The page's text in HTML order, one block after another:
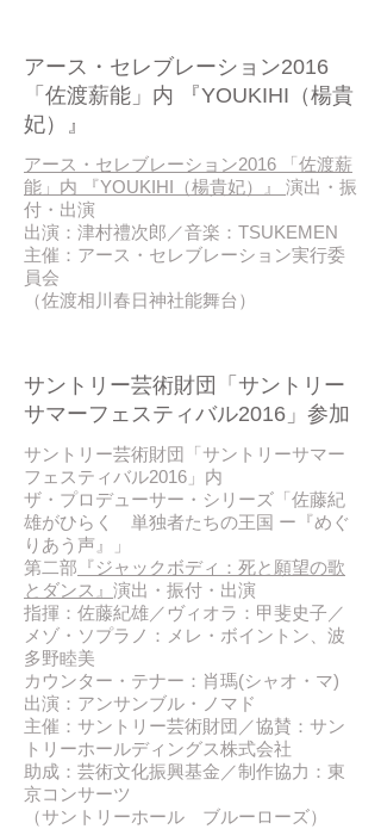
アース・セレブレーション2016
「佐渡薪能」内 『YOUKIHI（楊貴
妃）』
アース・セレブレーション2016 「佐渡薪
能」内 『YOUKIHI（楊貴妃）』 演出・振
付・出演
出演：津村禮次郎／音楽：TSUKEMEN
主催：アース・セレブレーション実行委
員会
（佐渡相川春日神社能舞台）
サントリー芸術財団「サントリー
サマーフェスティバル2016」参加
サントリー芸術財団「サントリーサマー
フェスティバル2016」内
ザ・プロデューサー・シリーズ「佐藤紀
雄がひらく 単独者たちの王国 ー『めぐ
りあう声』」
第二部 『ジャックボディ：死と願望の歌
とダンス』 演出・振付・出演
指揮：佐藤紀雄／ヴィオラ：甲斐史子／
メゾ・ソプラノ：メレ・ボイントン、波
多野睦美
カウンター・テナー：肖瑪(シャオ・マ)
出演：アンサンブル・ノマド
主催：サントリー芸術財団／協賛：サン
トリーホールディングス株式会社
助成：芸術文化振興基金／制作協力：東
京コンサーツ
（サントリーホール ブルーローズ）